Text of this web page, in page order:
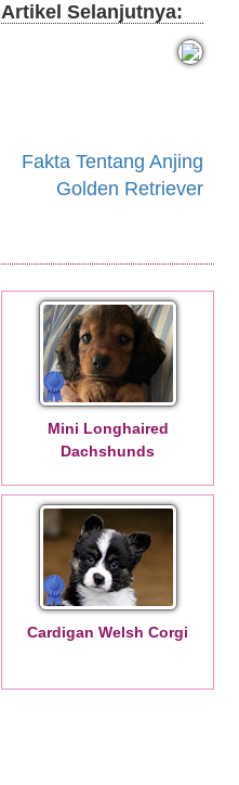
Artikel Selanjutnya:
Fakta Tentang Anjing
Golden Retriever
Mini Longhaired
Dachshunds
Cardigan Welsh Corgi